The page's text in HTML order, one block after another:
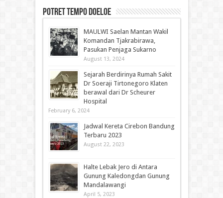
Potret Tempo Doeloe
MAULWI Saelan Mantan Wakil
Komandan Tjakrabirawa,
Pasukan Penjaga Sukarno
August 13, 2024
Sejarah Berdirinya Rumah Sakit
Dr Soeraji Tirtonegoro Klaten
berawal dari Dr Scheurer
Hospital
February 6, 2024
Jadwal Kereta Cirebon Bandung
Terbaru 2023
August 22, 2023
Halte Lebak Jero di Antara
Gunung Kaledongdan Gunung
Mandalawangi
April 5, 2023